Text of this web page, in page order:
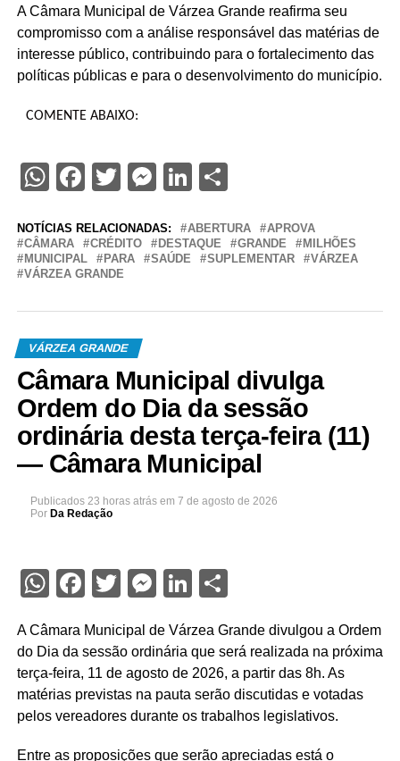
A Câmara Municipal de Várzea Grande reafirma seu
compromisso com a análise responsável das matérias de
interesse público, contribuindo para o fortalecimento das
políticas públicas e para o desenvolvimento do município.
COMENTE ABAIXO:
WhatsApp
Facebook
TwitterMessenger
LinkedIn
NOTÍCIAS RELACIONADAS: ABERTURA
APROVA
CÂMARA
CRÉDITO DESTAQUE GRANDE
MILHÕES
MUNICIPAL
PARA SAÚDE SUPLEMENTAR
VÁRZEA
VÁRZEA GRANDE
VÁRZEA GRANDE
Câmara Municipal divulga
Ordem do Dia da sessão
ordinária desta terça-feira (11)
— Câmara Municipal
Publicados 23 horas atrás em 7 de agosto de 2026
Por Da Redação
WhatsApp
Facebook
TwitterMessenger
LinkedIn
A Câmara Municipal de Várzea Grande divulgou a Ordem
do Dia da sessão ordinária que será realizada na próxima
terça-feira, 11 de agosto de 2026, a partir das 8h. As
matérias previstas na pauta serão discutidas e votadas
pelos vereadores durante os trabalhos legislativos.
Entre as proposições que serão apreciadas está o